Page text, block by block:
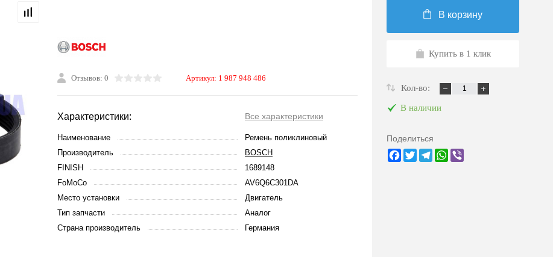
Отзывов: 0 Артикул: 1 987 948 486
Характеристики: Все характеристики
Наименование
Ремень поликлиновый
Производитель
BOSCH
FINISH
1689148
FoMoCo
AV6Q6C301DA
Место установки
Двигатель
Тип запчасти
Аналог
Страна производитель
Германия
В корзину
Купить в 1 клик
Кол-во:
В наличии
Поделиться
Facebook
TwitterTelegramWhatsApp